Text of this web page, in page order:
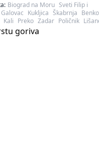
Biograd na Moru Sveti Filip i
Galovac Kukljica Škabrnja
Kali Preko Zadar Poličnik
goriva